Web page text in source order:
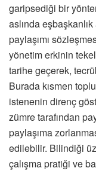
garipsediği bir
aslında
paylaşımı
yönetim erkinin
tarihe geçerek,
Burada kısmen
istenenin direnç
zümre tarafından
paylaşıma
edilebilir. Bilindiği
çalışma pratiği ve